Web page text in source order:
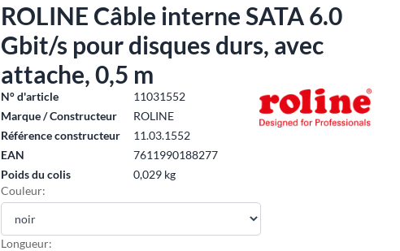
ROLINE Câble interne SATA 6.0
Gbit/s pour disques durs, avec
attache, 0,5 m
N° d'article
11031552
Marque / Constructeur
ROLINE
Référence constructeur
11.03.1552
EAN
7611990188277
Poids du colis
0,029 kg
Couleur:
Longueur: